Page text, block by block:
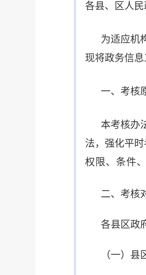
各县、区人民
为适应机
现将政务信息
一、考核
本考核办
法，强化平
权限、条件
二、考核
各县区政
（一）县